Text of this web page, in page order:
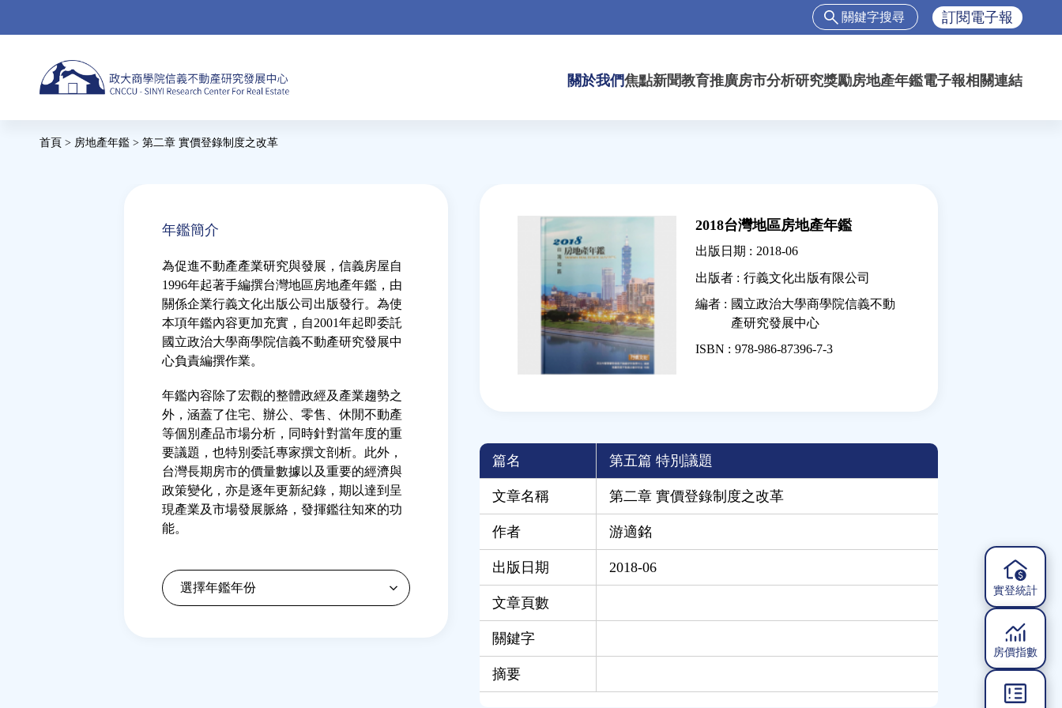
搜
表
單
搜
尋
訂閱電子報
關於我們焦點新聞教育推廣房市分析研究獎勵房地產年鑑電子報相關連結
首頁 > 房地產年鑑 > 第二章 實價登錄制度之改革
年鑑簡介
為促進不動產產業研究與發展，信義房屋自
1996年起著手編撰台灣地區房地產年鑑，由
關係企業行義文化出版公司出版發行。為使
本項年鑑內容更加充實，自2001年起即委託
國立政治大學商學院信義不動產研究發展中
心負責編撰作業。
年鑑內容除了宏觀的整體政經及產業趨勢之
外，涵蓋了住宅、辦公、零售、休閒不動產
等個別產品市場分析，同時針對當年度的重
要議題，也特別委託專家撰文剖析。此外，
台灣長期房市的價量數據以及重要的經濟與
政策變化，亦是逐年更新紀錄，期以達到呈
現產業及市場發展脈絡，發揮鑑往知來的功
能。
2018台灣地區房地產年鑑
出版日期 : 2018-06
出版者 : 行義文化出版有限公司
編者 : 國立政治大學商學院信義不動
產研究發展中心
ISBN : 978-986-87396-7-3
篇名 第五篇 特別議題
文章名稱 第二章 實價登錄制度之改革
作者 游適銘
出版日期 2018-06
文章頁數
關鍵字
摘要
實登統計
房價指數